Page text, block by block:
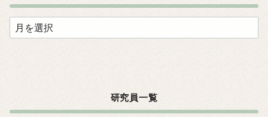
ア
ー
研究員一覧